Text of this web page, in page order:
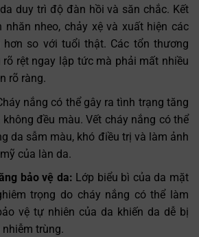
duy trì độ đàn hồi và săn chắc. Kết
nhăn nheo, chảy xệ và xuất hiện các
so với tuổi thật. Các tổn thương
rõ rệt ngay lập tức mà phải mất nhiều
rõ ràng.
nắng có thể gây ra tình trạng tăng
đều màu. Vết cháy nắng có thể
da sẫm màu, khó điều trị và làm ảnh
của làn da.
bảo vệ da: Lớp biểu bì của da mặt
trọng do cháy nắng có thể làm
vệ tự nhiên của da khiến da dễ bị
trùng.